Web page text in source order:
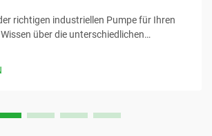
richtigen industriellen Pumpe für Ihren
über die unterschiedlichen